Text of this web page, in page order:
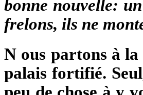
bonne nouvelle:
frelons, ils ne
N ous partons à
palais fortifié.